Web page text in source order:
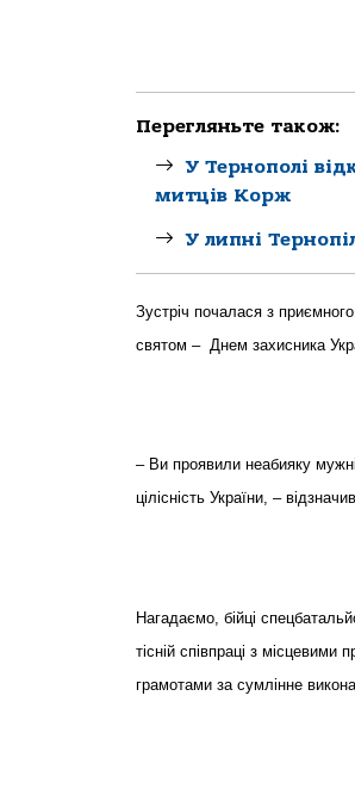
Перегляньте також:
У Тернополі
митців Корж
У липні
Зустріч почалася з
святом – Днем захисника
– Ви проявили неабияку
цілісність України, –
Нагадаємо, бійці
тісній співпраці з місцевими
грамотами за сумлінне